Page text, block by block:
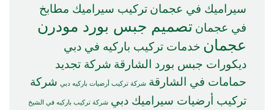
سيراميك في عجمانتركيب سيراميك مطابخ
في عجمان تصميم جبس بورد مودرن
عجمان خدمات تركيب باركيه في دبي
ديكورات جبس بورد الشارقة شركة تجديد
حمامات في الشارقة شركة تركيب أرضيات باركيه دبي شركة
تركيب أرضيات سيراميك دبي شركة تركيب باركيه في الشيخ